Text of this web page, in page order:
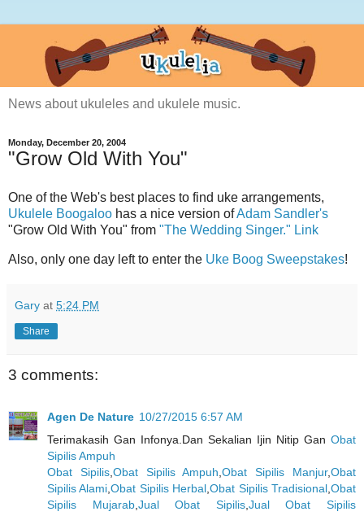
News about ukuleles and ukulele music.
Monday, December 20, 2004
"Grow Old With You"
One of the Web's best places to find uke arrangements,
Ukulele Boogaloo has a nice version ofAdam Sandler's
"Grow Old With You" from "The Wedding Singer." Link
Also, only one day left to enter the Uke Boog Sweepstakes!
Gary at 5:24 PM
Share
3 comments:
Agen De Nature 10/27/2015 6:57 AM
Terimakasih Gan Infonya.Dan Sekalian Ijin Nitip Gan Obat
Sipilis Ampuh
Obat Sipilis,Obat Sipilis Ampuh,Obat Sipilis Manjur,Obat
Sipilis Alami,Obat Sipilis Herbal,Obat Sipilis Tradisional,Obat
Sipilis Mujarab,Jual Obat Sipilis,Jual Obat Sipilis